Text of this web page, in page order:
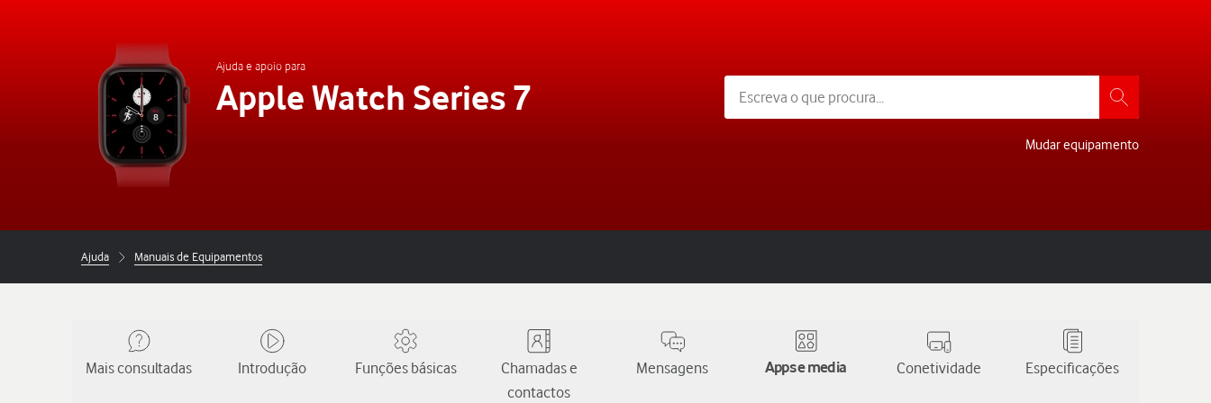
Ajuda e apoio para
Apple Watch Series 7
Mudar equipamento
Ajuda Manuais de Equipamentos
Mais consultadas Introdução Funções básicas
Chamadas e
contactos
Mensagens Apps e media Conetividade Especificações